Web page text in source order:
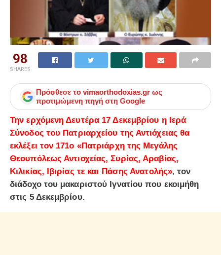
98
SHARES
Πρόσθεσε το vimaorthodoxias.gr ως
προτιμώμενη πηγή στη Google
Την ερχόμενη Δευτέρα 17 Δεκεμβρίου η Ιερά
Σύνοδος του Πατριαρχείου της Αντιόχειας θα
εκλέξει τον 171ο «Πατριάρχη της Μεγάλης
Θεουπόλεως Αντιοχείας, Συρίας, Αραβίας,
Κιλικίας, Ιβιρίας τε και Πάσης Ανατολής», τον
διάδοχο του μακαριστού Ιγνατίου που εκοιμήθη
στις 5 Δεκεμβρίου.